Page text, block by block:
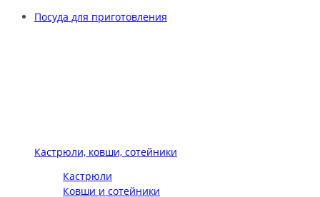
Посуда для приготовления
Кастрюли, ковши, сотейники
Кастрюли
Ковши и сотейники